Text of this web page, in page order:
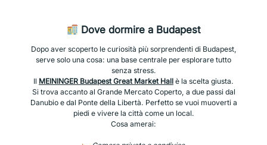
Dove dormire a Budapest
Dopo aver scoperto le curiosità più sorprendenti di Budapest,
serve solo una cosa: una base centrale per esplorare tutto
senza stress.
Il MEININGER Budapest Great Market Hall è la scelta giusta.
Si trova accanto al Grande Mercato Coperto, a due passi dal
Danubio e dal Ponte della Libertà. Perfetto se vuoi muoverti a
piedi e vivere la città come un local.
Cosa amerai: